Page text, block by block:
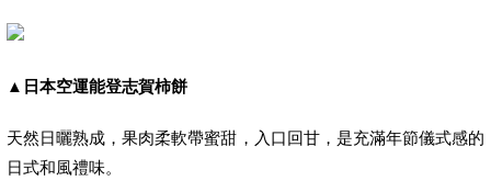
▲ 日本空運能登志賀柿餅
天然日曬熟成，果肉柔軟帶蜜甜，入口回甘，是充滿年節儀式感的
日式和風禮味。